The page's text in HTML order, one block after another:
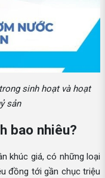
sinh hoạt và hoạt
sản
bao nhiêu?
khúc giá, có những loại
đồng tới gần chục triệu